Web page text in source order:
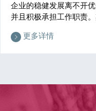
企业的稳健发展离不开
并且积极承担工作职责
更多详情